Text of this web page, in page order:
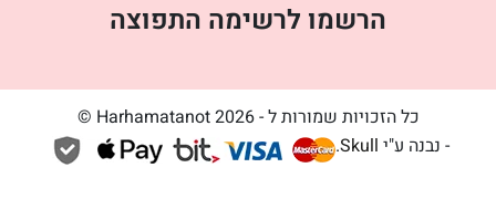
הרשמו לרשימה התפוצה
כל הזכויות שמורות ל - Harhamatanot 2026 ©
- נבנה ע"י Skull
.